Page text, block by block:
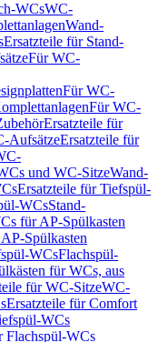
WCsWC-
Wand-
Ersatzteile für Stand-
Für WC-
Für WC-
Für WC-
Ersatzteile für
AufsätzeErsatzteile für
und WC-SitzeWand-
Ersatzteile für Tiefspül-
WCsStand-
für AP-Spülkasten
Spülkasten
WCsFlachspül-
für WCs, aus
für WC-SitzeWC-
Ersatzteile für Comfort
WCs
Flachspül-WCs